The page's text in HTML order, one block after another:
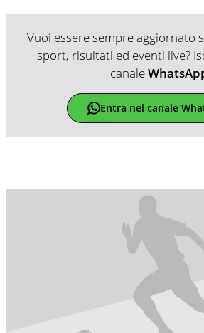
Vuoi essere sempre aggiornato
sport, risultati ed eventi live?
canale
Entra nel canale